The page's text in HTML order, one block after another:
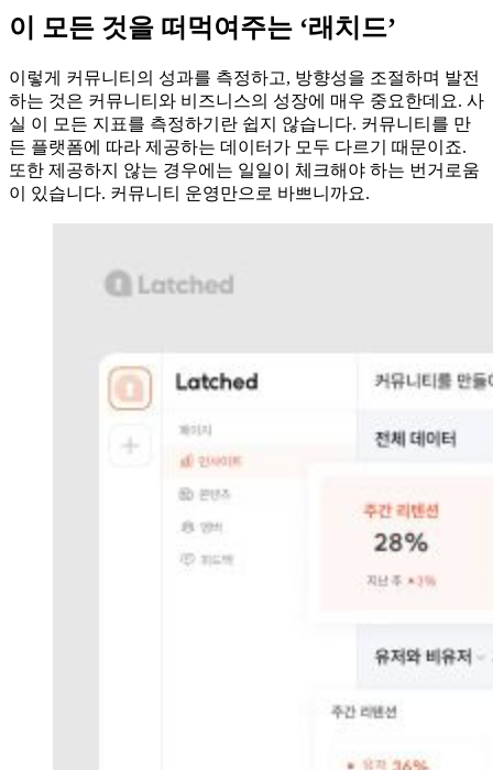
이 모든 것을 떠먹여주는 ‘래치드’
이렇게 커뮤니티의 성과를 측정하고, 방향성을 조절하며 발전
하는 것은 커뮤니티와 비즈니스의 성장에 매우 중요한데요. 사
실 이 모든 지표를 측정하기란 쉽지 않습니다. 커뮤니티를 만
든 플랫폼에 따라 제공하는 데이터가 모두 다르기 때문이죠.
또한 제공하지 않는 경우에는 일일이 체크해야 하는 번거로움
이 있습니다. 커뮤니티 운영만으로 바쁘니까요.